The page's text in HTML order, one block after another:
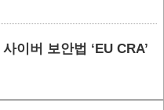
이버 보안법 ‘EU CRA’